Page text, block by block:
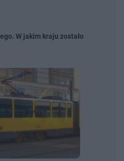
W jakim kraju zostało